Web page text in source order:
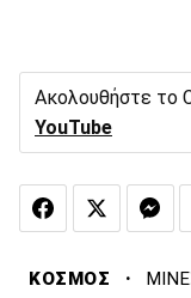
Ακολουθήστε το
YouTube
ΚΟΣΜΟΣ ·